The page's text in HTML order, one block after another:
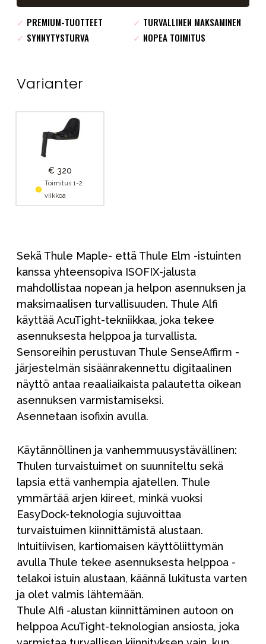
✓ PREMIUM-TUOTTEET ✓ TURVALLINEN MAKSAMINEN
✓ SYNNYTYSTURVA ✓ NOPEA TOIMITUS
Varianter
€ 320
Toimitus 1-2
viikkoa
Sekä Thule Maple- että Thule Elm -istuinten
kanssa yhteensopiva ISOFIX-jalusta
mahdollistaa nopean ja helpon asennuksen ja
maksimaalisen turvallisuuden. Thule Alfi
käyttää AcuTight-tekniikkaa, joka tekee
asennuksesta helppoa ja turvallista.
Sensoreihin perustuvan Thule SenseAffirm -
järjestelmän sisäänrakennettu digitaalinen
näyttö antaa reaaliaikaista palautetta oikean
asennuksen varmistamiseksi.
Asennetaan isofixin avulla.
Käytännöllinen ja vanhemmuusystävällinen:
Thulen turvaistuimet on suunniteltu sekä
lapsia että vanhempia ajatellen. Thule
ymmärtää arjen kiireet, minkä vuoksi
EasyDock-teknologia sujuvoittaa
turvaistuimen kiinnittämistä alustaan.
Intuitiivisen, kartiomaisen käyttöliittymän
avulla Thule tekee asennuksesta helppoa -
telakoi istuin alustaan, käännä lukitusta varten
ja olet valmis lähtemään.
Thule Alfi -alustan kiinnittäminen autoon on
helppoa AcuTight-teknologian ansiosta, joka